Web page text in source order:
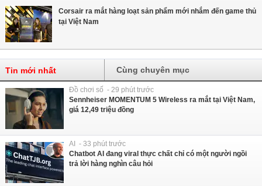
Corsair ra mắt hàng loạt sản phẩm mới nhắm đến game thủ
tại Việt Nam
Tin mới nhất Cùng chuyên mục
Đồ chơi số - 29 phút trước
Sennheiser MOMENTUM 5 Wireless ra mắt tại Việt Nam,
giá 12,49 triệu đồng
AI - 33 phút trước
Chatbot AI đang viral thực chất chỉ có một người ngồi
trả lời hàng nghìn câu hỏi